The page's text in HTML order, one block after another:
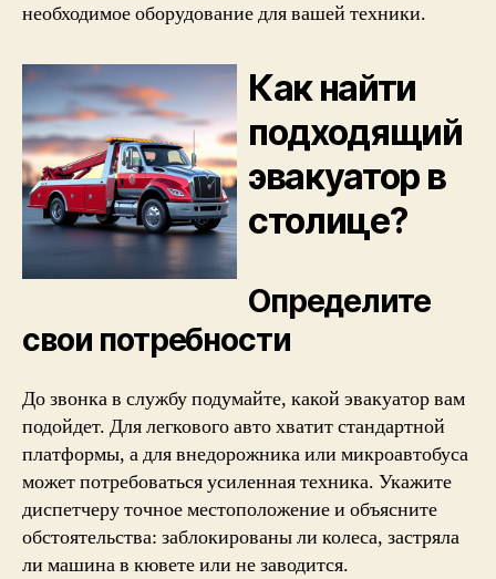
необходимое оборудование для вашей техники.
Как найти
подходящий
эвакуатор в
столице?
Определите
свои потребности
До звонка в службу подумайте, какой эвакуатор вам
подойдет. Для легкового авто хватит стандартной
платформы, а для внедорожника или микроавтобуса
может потребоваться усиленная техника. Укажите
диспетчеру точное местоположение и объясните
обстоятельства: заблокированы ли колеса, застряла
ли машина в кювете или не заводится.